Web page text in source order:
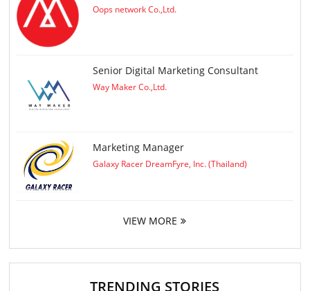
Oops network Co.,Ltd.
Senior Digital Marketing Consultant
Way Maker Co.,Ltd.
Marketing Manager
Galaxy Racer DreamFyre, Inc. (Thailand)
VIEW MORE
TRENDING STORIES